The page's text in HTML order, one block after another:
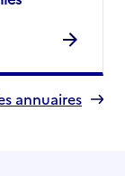
annuaires